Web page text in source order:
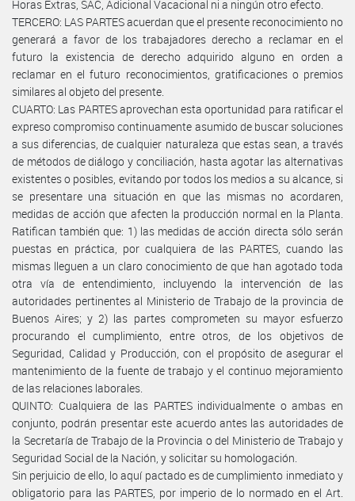
Horas Extras, SAC, Adicional Vacacional ni a ningún otro efecto.
TERCERO: LAS PARTES acuerdan que el presente reconocimiento no
generará a favor de los trabajadores derecho a reclamar en el
futuro la existencia de derecho adquirido alguno en orden a
reclamar en el futuro reconocimientos, gratificaciones o premios
similares al objeto del presente.
CUARTO: Las PARTES aprovechan esta oportunidad para ratificar el
expreso compromiso continuamente asumido de buscar soluciones
a sus diferencias, de cualquier naturaleza que estas sean, a través
de métodos de diálogo y conciliación, hasta agotar las alternativas
existentes o posibles, evitando por todos los medios a su alcance, si
se presentare una situación en que las mismas no acordaren,
medidas de acción que afecten la producción normal en la Planta.
Ratifican también que: 1) las medidas de acción directa sólo serán
puestas en práctica, por cualquiera de las PARTES, cuando las
mismas lleguen a un claro conocimiento de que han agotado toda
otra vía de entendimiento, incluyendo la intervención de las
autoridades pertinentes al Ministerio de Trabajo de la provincia de
Buenos Aires; y 2) las partes comprometen su mayor esfuerzo
procurando el cumplimiento, entre otros, de los objetivos de
Seguridad, Calidad y Producción, con el propósito de asegurar el
mantenimiento de la fuente de trabajo y el continuo mejoramiento
de las relaciones laborales.
QUINTO: Cualquiera de las PARTES individualmente o ambas en
conjunto, podrán presentar este acuerdo antes las autoridades de
la Secretaría de Trabajo de la Provincia o del Ministerio de Trabajo y
Seguridad Social de la Nación, y solicitar su homologación.
Sin perjuicio de ello, lo aquí pactado es de cumplimiento inmediato y
obligatorio para las PARTES, por imperio de lo normado en el Art.